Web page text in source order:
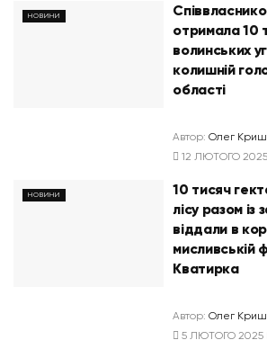
НОВИНИ
отримала 10
волинських
колишній
області
Автор: Олег
12 ЛЮТОГО 2025
НОВИНИ
10 тисяч
лісу разом із
віддали в
мисливській
Кватирка
Автор: Олег
5 ЛЮТОГО 2025